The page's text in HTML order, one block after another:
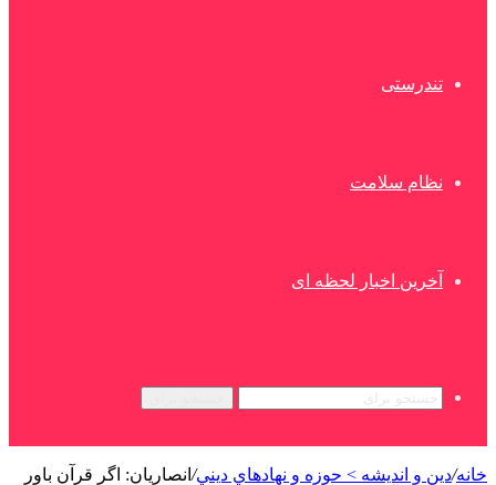
تندرستی
نظام سلامت
آخرین اخبار لحظه ای
خانه/دین و اندیشه > حوزه و نهادهاي ديني/ انصاریان: اگر قرآن باور